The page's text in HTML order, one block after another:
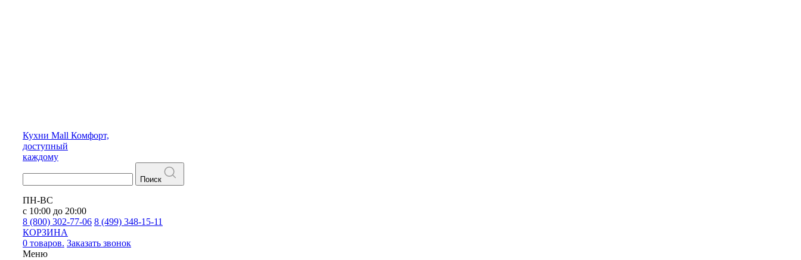
Кухни Mall Комфорт,
доступный
каждому
Поиск
ПН-ВС
с 10:00 до 20:00
8 (800) 302-77-06 8 (499) 348-15-11
КОРЗИНА
0 товаров. Заказать звонок
Меню